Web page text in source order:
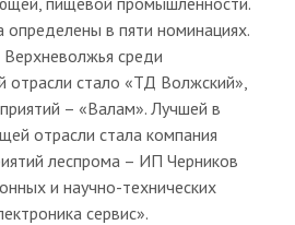
определены в пяти номинациях.
среди
отрасли стало «ТД Волжский»,
– «Валам». Лучшей в
отрасли стала компания
леспрома – ИП Черников
и научно-технических
сервис».